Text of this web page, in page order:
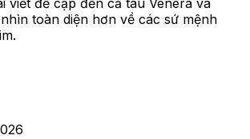
toàn diện hơn về các sứ mệnh